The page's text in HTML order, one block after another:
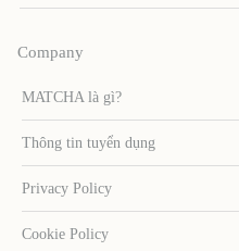
Company
MATCHA là gì?
Thông tin tuyển dụng
Privacy Policy
Cookie Policy